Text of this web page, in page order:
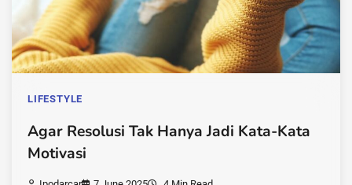
LIFESTYLE
Agar Resolusi Tak Hanya Jadi Kata-Kata
Motivasi